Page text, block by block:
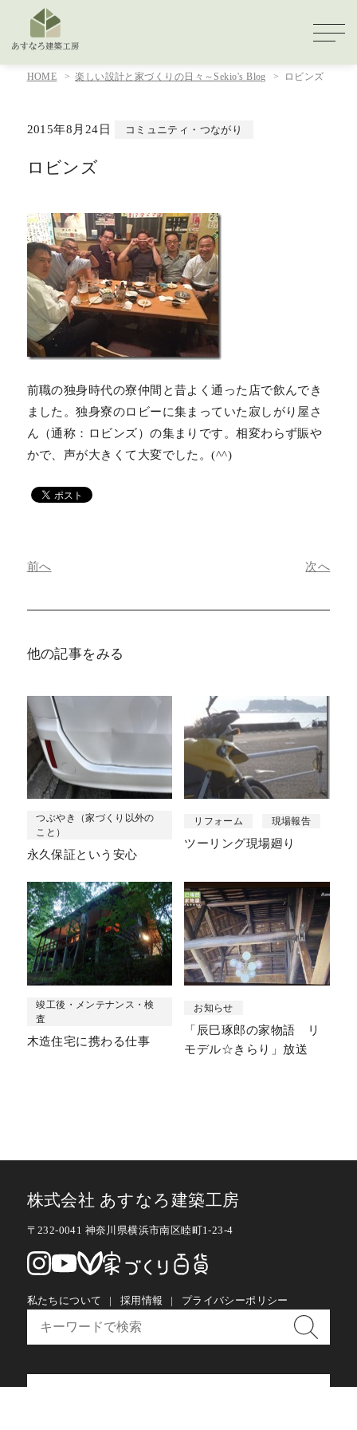
HOME 楽しい設計と家づくりの日々～Sekio's Blog ロビンズ
2015年8月24日 コミュニティ・つながり
ロビンズ
前職の独身時代の寮仲間と昔よく通った店で飲んでき
ました。独身寮のロビーに集まっていた寂しがり屋さ
ん（通称：ロビンズ）の集まりです。相変わらず賑や
かで、声が大きくて大変でした。(^^)
前へ 次へ
他の記事をみる
つぶやき（家づくり以外の
こと）
永久保証という安心
リフォーム 現場報告
ツーリング現場廻り
竣工後・メンテナンス・検
査
木造住宅に携わる仕事
お知らせ
「辰巳琢郎の家物語 リ
モデル☆きらり」放送
株式会社 あすなろ建築工房
〒232-0041 神奈川県横浜市南区睦町1-23-4
私たちについて 採用情報 プライバシーポリシー